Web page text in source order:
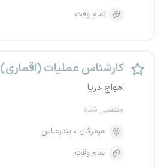
تمام وقت
کارشناس عملیات (اقماری)
امواج دریا
منقضی شده
هرمزگان
بندرعباس
تمام وقت